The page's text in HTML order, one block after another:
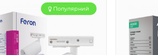
Популярний